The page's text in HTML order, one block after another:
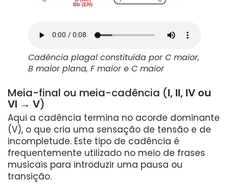
Cadência plagal constituída por C maior,
B maior plana, F maior e C maior
Meia-final ou meia-cadência (I, II, IV ou
VI → V)
Aqui a cadência termina no acorde dominante
(V), o que cria uma sensação de tensão e de
incompletude. Este tipo de cadência é
frequentemente utilizado no meio de frases
musicais para introduzir uma pausa ou
transição.